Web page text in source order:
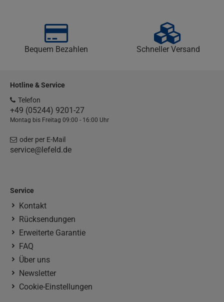
Bequem Bezahlen Schneller Versand
Hotline & Service
Telefon
+49 (05244) 9201-27
Montag bis Freitag 09:00 - 16:00 Uhr
oder per E-Mail
service@lefeld.de
Service
Kontakt
Rücksendungen
Erweiterte Garantie
FAQ
Über uns
Newsletter
Cookie-Einstellungen